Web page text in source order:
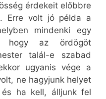
érdekeit előbbre
Erre volt jó példa a
mindenki egy
hogy az ördögöt
talál-e szabad
ugyanis vége a
ne hagyjunk helyet
és ha kell, álljunk fel